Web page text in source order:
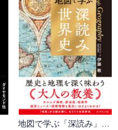
地図で学ぶ「深読み」世界史